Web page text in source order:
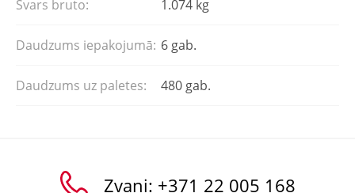
Svars bruto: 1.074 kg
Daudzums iepakojumā: 6 gab.
Daudzums uz paletes: 480 gab.
Zvani: +371 22 005 168